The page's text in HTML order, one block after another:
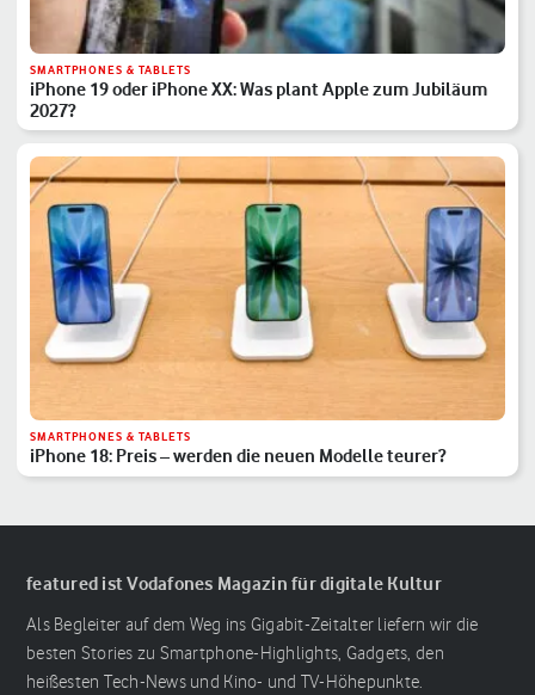
SMARTPHONES & TABLETS
iPhone 19 oder iPhone XX: Was plant Apple zum Jubiläum
2027?
SMARTPHONES & TABLETS
iPhone 18: Preis – werden die neuen Modelle teurer?
featured ist Vodafones Magazin für digitale Kultur
Als Begleiter auf dem Weg ins Gigabit-Zeitalter liefern wir die
besten Stories zu Smartphone-Highlights, Gadgets, den
heißesten Tech-News und Kino- und TV-Höhepunkte.